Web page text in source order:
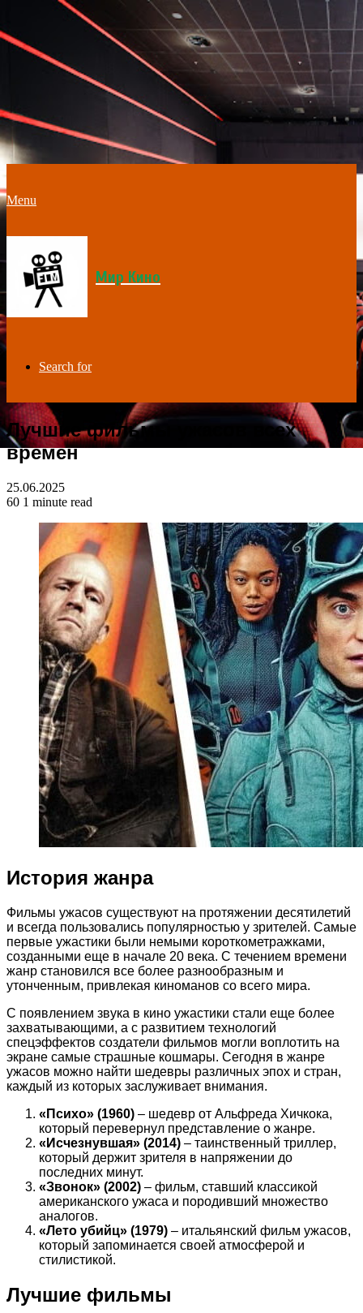
Menu
Мир Кино
Search for
Лучшие фильмы ужасов всех
времен
25.06.2025
60 1 minute read
История жанра
Фильмы ужасов существуют на протяжении десятилетий
и всегда пользовались популярностью у зрителей. Самые
первые ужастики были немыми короткометражками,
созданными еще в начале 20 века. С течением времени
жанр становился все более разнообразным и
утонченным, привлекая киноманов со всего мира.
С появлением звука в кино ужастики стали еще более
захватывающими, а с развитием технологий
спецэффектов создатели фильмов могли воплотить на
экране самые страшные кошмары. Сегодня в жанре
ужасов можно найти шедевры различных эпох и стран,
каждый из которых заслуживает внимания.
«Психо» (1960) – шедевр от Альфреда Хичкока,
который перевернул представление о жанре.
«Исчезнувшая» (2014) – таинственный триллер,
который держит зрителя в напряжении до
последних минут.
«Звонок» (2002) – фильм, ставший классикой
американского ужаса и породивший множество
аналогов.
«Лето убийц» (1979) – итальянский фильм ужасов,
который запоминается своей атмосферой и
стилистикой.
Лучшие фильмы